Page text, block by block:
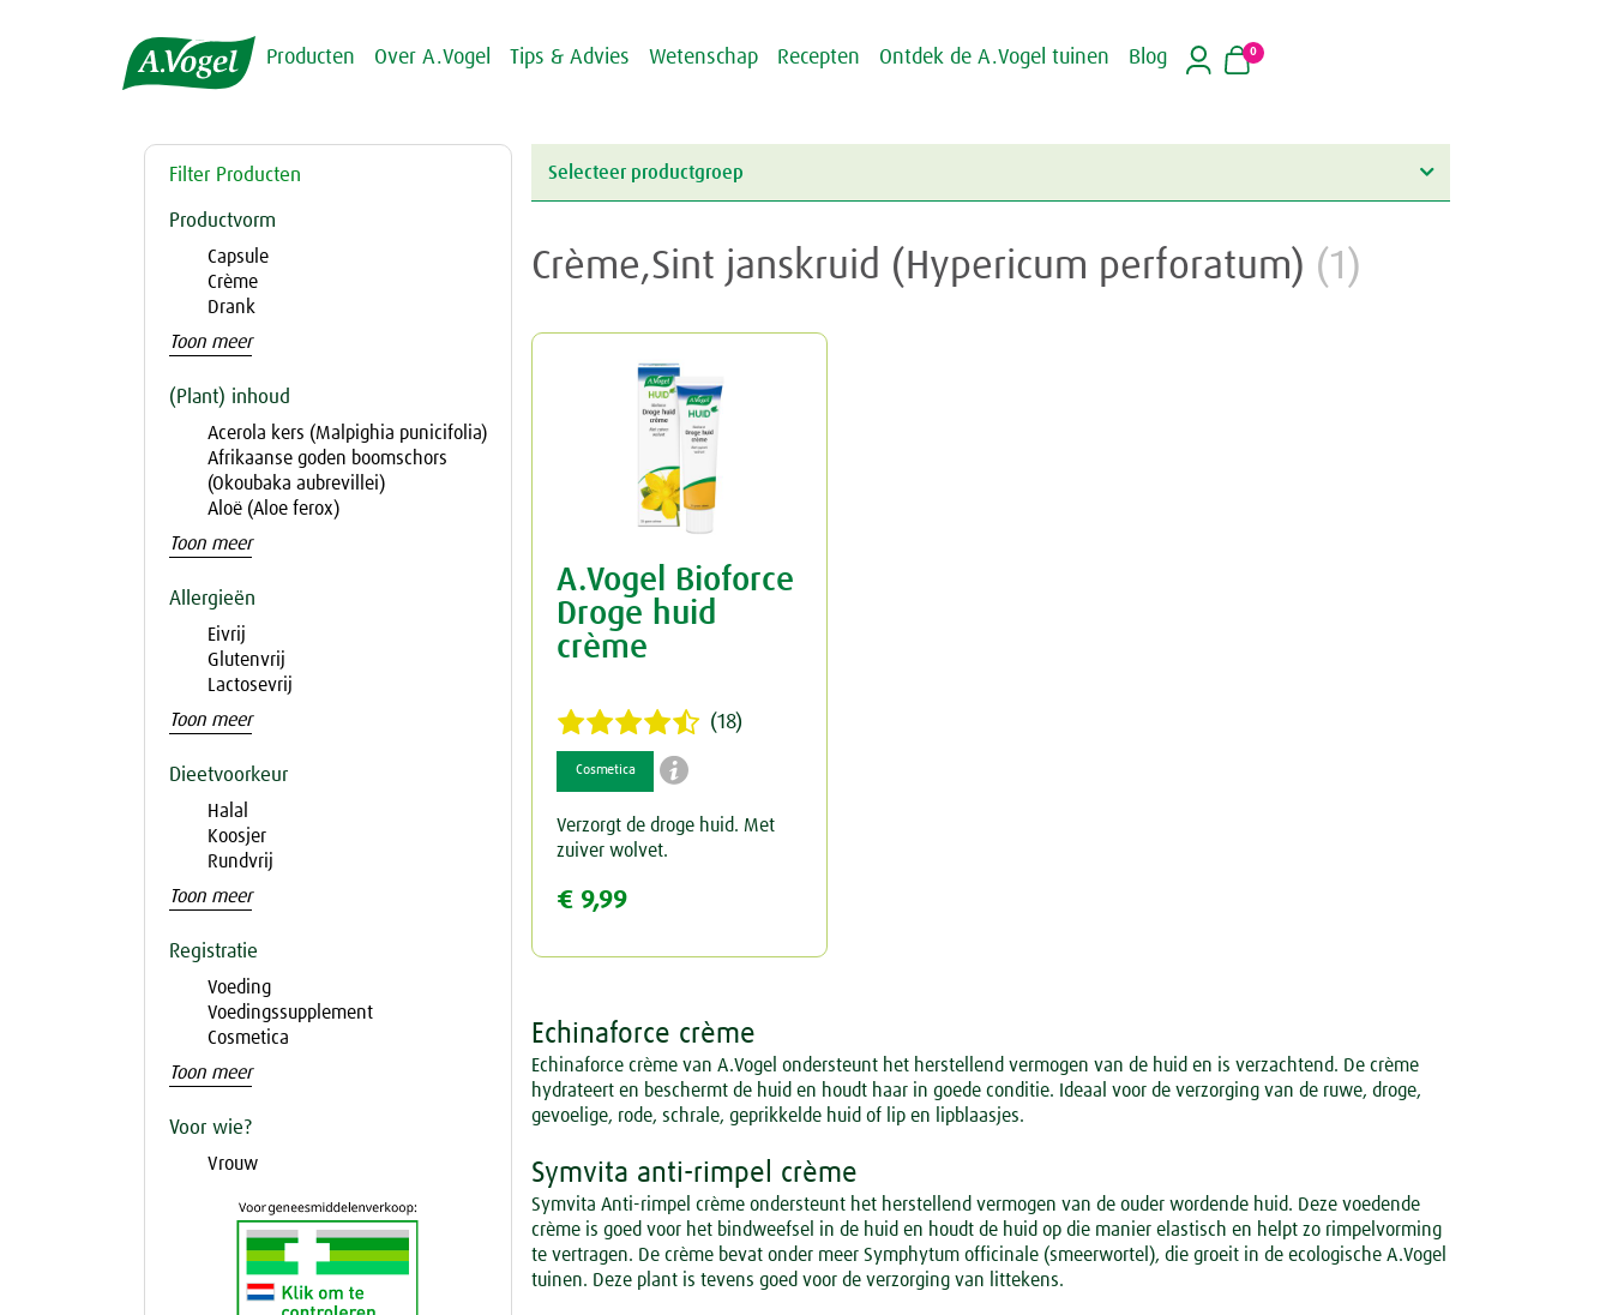
Producten Over A.Vogel Tips & Advies Wetenschap Recepten Ontdek de A.Vogel tuinen Blog 0
Filter Producten
Productvorm
Capsule
Crème
Drank
Toon meer
(Plant) inhoud
Acerola kers (Malpighia punicifolia)
Afrikaanse goden boomschors
(Okoubaka aubrevillei)
Aloë (Aloe ferox)
Toon meer
Allergieën
Eivrij
Glutenvrij
Lactosevrij
Toon meer
Dieetvoorkeur
Halal
Koosjer
Rundvrij
Toon meer
Registratie
Voeding
Voedingssupplement
Cosmetica
Toon meer
Voor wie?
Vrouw
Selecteer productgroep
Energie
Griep & Verkoudheid
Verkoudheid
Aambeien
Geheugen
Rusteloze benen
Spataderen
Hart & Bloedvaten
Hooikoorts
Crème
Overig
Keel
Menstruatie
Blaas
Neus
Rust & Slaap
Rust & Ontspanning
Spieren & Gewrichten
Botten & Gewrichten
Reuma & Gewrichtspijn
Spieren
Voeding
Overig
Crème,Sint janskruid (Hypericum perforatum) (1)
A.Vogel Bioforce
Droge huid
crème
(18)
Cosmetica 
Verzorgt de droge huid. Met
zuiver wolvet.
€ 9,99
Echinaforce crème
Echinaforce crème van A.Vogel ondersteunt het herstellend vermogen van de huid en is verzachtend. De crème
hydrateert en beschermt de huid en houdt haar in goede conditie. Ideaal voor de verzorging van de ruwe, droge,
gevoelige, rode, schrale, geprikkelde huid of lip en lipblaasjes.
Symvita anti-rimpel crème
Symvita Anti-rimpel crème ondersteunt het herstellend vermogen van de ouder wordende huid. Deze voedende
crème is goed voor het bindweefsel in de huid en houdt de huid op die manier elastisch en helpt zo rimpelvorming
te vertragen. De crème bevat onder meer Symphytum officinale (smeerwortel), die groeit in de ecologische A.Vogel
tuinen. Deze plant is tevens goed voor de verzorging van littekens.